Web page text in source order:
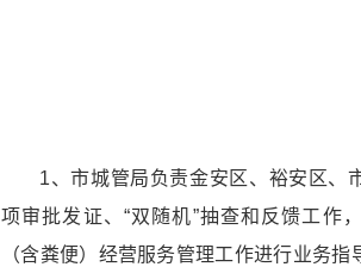
1、市城管局负责金安区、裕安区、
项审批发证、“双随机”抽查和反馈工作
（含粪便）经营服务管理工作进行业务指